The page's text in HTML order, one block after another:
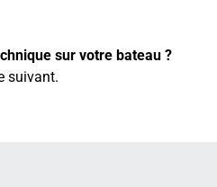
sur votre bateau ?
suivant.